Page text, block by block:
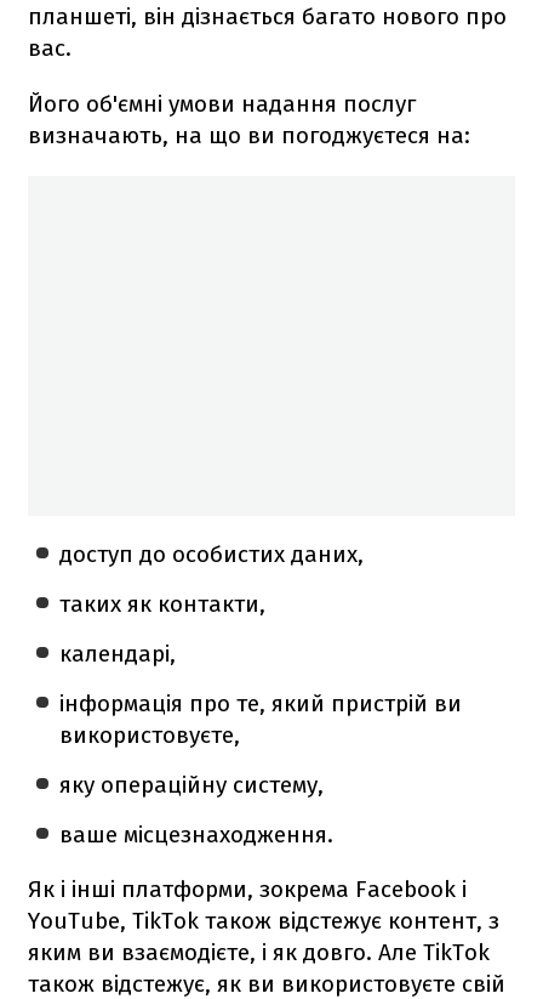
планшеті, він дізнається багато нового про
вас.
Його об'ємні умови надання послуг
визначають, на що ви погоджуєтеся на:
доступ до особистих даних,
таких як контакти,
календарі,
інформація про те, який пристрій ви
використовуєте,
яку операційну систему,
ваше місцезнаходження.
Як і інші платформи, зокрема Facebook і
YouTube, TikTok також відстежує контент, з
яким ви взаємодієте, і як довго. Але TikTok
також відстежує, як ви використовуєте свій